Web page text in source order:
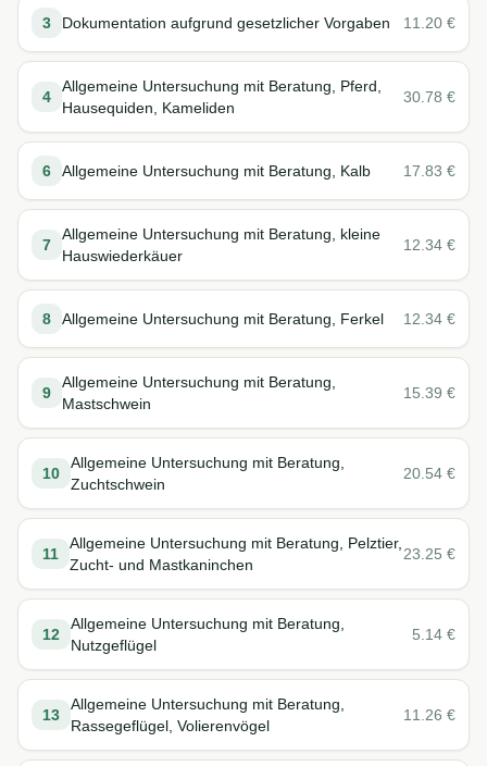
3 Dokumentation aufgrund gesetzlicher Vorgaben 11.20 €
4
Allgemeine Untersuchung mit Beratung, Pferd,
Hausequiden, Kameliden
30.78 €
6 Allgemeine Untersuchung mit Beratung, Kalb 17.83 €
7
Allgemeine Untersuchung mit Beratung, kleine
Hauswiederkäuer
12.34 €
8 Allgemeine Untersuchung mit Beratung, Ferkel 12.34 €
9
Allgemeine Untersuchung mit Beratung,
Mastschwein
15.39 €
10
Allgemeine Untersuchung mit Beratung,
Zuchtschwein
20.54 €
11
Allgemeine Untersuchung mit Beratung, Pelztier,
Zucht- und Mastkaninchen
23.25 €
12
Allgemeine Untersuchung mit Beratung,
Nutzgeflügel
5.14 €
13
Allgemeine Untersuchung mit Beratung,
Rassegeflügel, Volierenvögel
11.26 €